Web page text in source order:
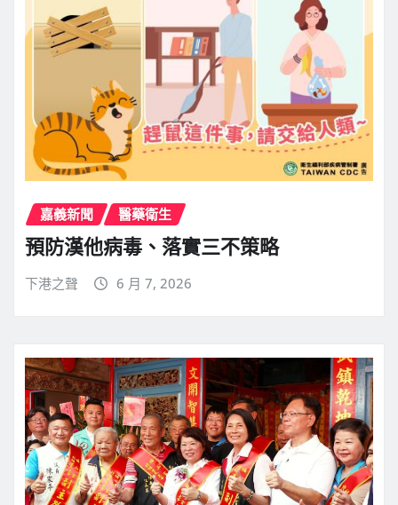
嘉義新聞 醫藥衛生
預防漢他病毒、落實三不策略
下港之聲 6 月 7, 2026